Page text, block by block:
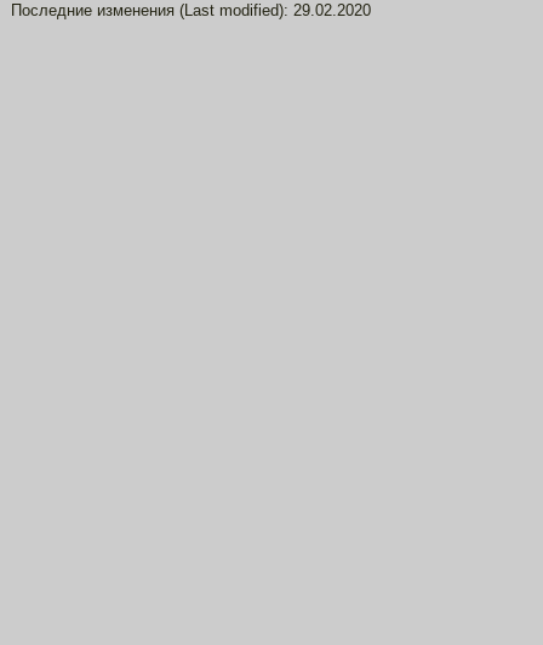
Последние изменения (Last modified): 29.02.2020